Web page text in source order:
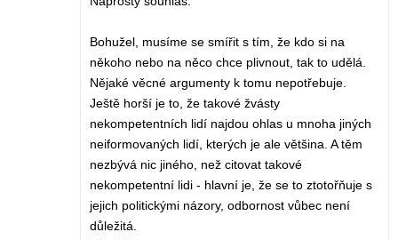
Bohužel, musíme se smířit s tím, že kdo si na
někoho nebo na něco chce plivnout, tak to udělá.
Nějaké věcné argumenty k tomu nepotřebuje.
Ještě horší je to, že takové žvásty
nekompetentních lidí najdou ohlas u mnoha jiných
neiformovaných lidí, kterých je ale většina. A těm
nezbývá nic jiného, než citovat takové
nekompetentní lidi - hlavní je, že se to ztotořňuje s
jejich politickými názory, odbornost vůbec není
důležitá.